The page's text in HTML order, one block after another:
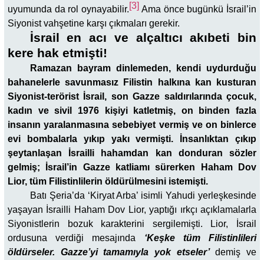
uyumunda da rol oynayabilir.[3] Ama önce bugünkü İsrail’in
Siyonist vahşetine karşı çıkmaları gerekir.
İsrail en acı ve alçaltıcı akıbeti bin
kere hak etmişti!
Ramazan bayram dinlemeden, kendi uydurduğu
bahanelerle savunmasız Filistin halkına kan kusturan
Siyonist-terörist İsrail, son Gazze saldırılarında çocuk,
kadın ve sivil 1976 kişiyi katletmiş, on binden fazla
insanın yaralanmasına sebebiyet vermiş ve on binlerce
evi bombalarla yıkıp yakı vermişti. İnsanlıktan çıkıp
şeytanlaşan İsrailli hahamdan kan donduran sözler
gelmiş; İsrail’in Gazze katliamı sürerken Haham Dov
Lior, tüm Filistinlilerin öldürülmesini istemişti.
Batı Şeria’da ‘Kiryat Arba’ isimli Yahudi yerleşkesinde
yaşayan İsrailli Haham Dov Lior, yaptığı ırkçı açıklamalarla
Siyonistlerin bozuk karakterini sergilemişti. Lior, İsrail
ordusuna verdiği mesajında ‘Keşke tüm Filistinlileri
öldürseler. Gazze’yi tamamıyla yok etseler’demiş ve